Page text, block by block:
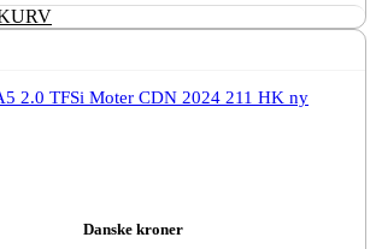
2.0 TFSi Moter CDN 2024 211 HK ny
Danske kroner